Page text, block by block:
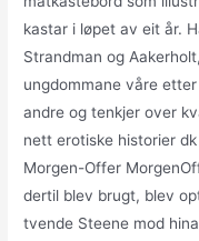
kastar i løpet av eit år.
Strandman og
ungdommane våre
andre og tenkjer over
nett erotiske historier
Morgen-Offer
dertil blev brugt, blev
tvende Steene mod